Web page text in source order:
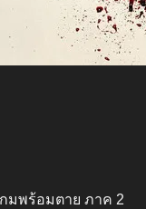
กมพร้อมตาย ภาค 2